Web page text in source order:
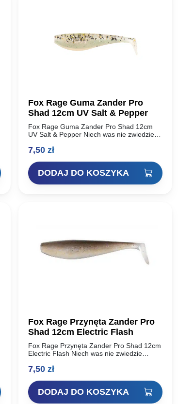
Fox Rage Guma Zander Pro
Shad 12cm UV Salt & Pepper
Fox Rage Guma Zander Pro Shad 12cm
UV Salt & Pepper Niech was nie zwiedzie
doskonałą przynętą na…
7,50 zł
DODAJ DO KOSZYKA
Fox Rage Przynęta Zander Pro
Shad 12cm Electric Flash
Fox Rage Przynęta Zander Pro Shad 12cm
Electric Flash Niech was nie zwiedzie
doskonałą przynętą na sandacze, to…
7,50 zł
DODAJ DO KOSZYKA